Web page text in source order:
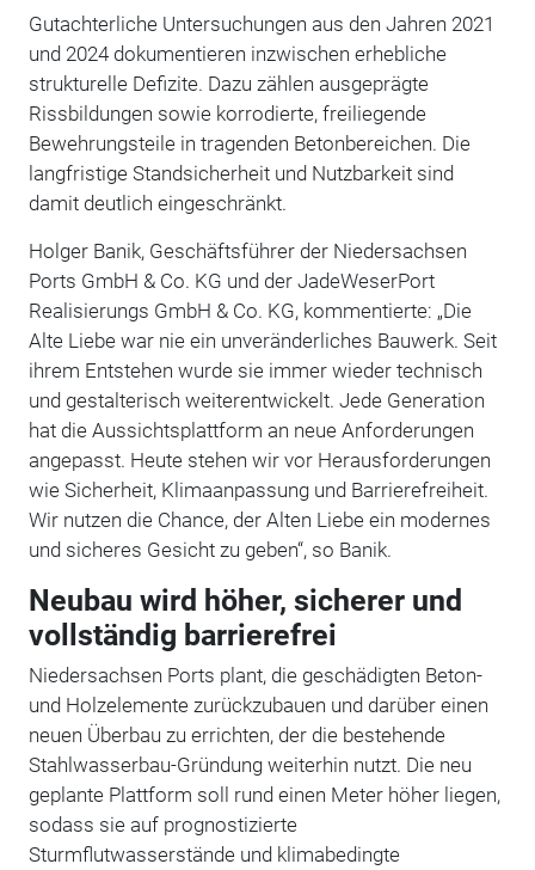
Gutachterliche Untersuchungen aus den Jahren 2021
und 2024 dokumentieren inzwischen erhebliche
strukturelle Defizite. Dazu zählen ausgeprägte
Rissbildungen sowie korrodierte, freiliegende
Bewehrungsteile in tragenden Betonbereichen. Die
langfristige Standsicherheit und Nutzbarkeit sind
damit deutlich eingeschränkt.
Holger Banik, Geschäftsführer der Niedersachsen
Ports GmbH & Co. KG und der JadeWeserPort
Realisierungs GmbH & Co. KG, kommentierte: „Die
Alte Liebe war nie ein unveränderliches Bauwerk. Seit
ihrem Entstehen wurde sie immer wieder technisch
und gestalterisch weiterentwickelt. Jede Generation
hat die Aussichtsplattform an neue Anforderungen
angepasst. Heute stehen wir vor Herausforderungen
wie Sicherheit, Klimaanpassung und Barrierefreiheit.
Wir nutzen die Chance, der Alten Liebe ein modernes
und sicheres Gesicht zu geben“, so Banik.
Neubau wird höher, sicherer und
vollständig barrierefrei
Niedersachsen Ports plant, die geschädigten Beton-
und Holzelemente zurückzubauen und darüber einen
neuen Überbau zu errichten, der die bestehende
Stahlwasserbau-Gründung weiterhin nutzt. Die neu
geplante Plattform soll rund einen Meter höher liegen,
sodass sie auf prognostizierte
Sturmflutwasserstände und klimabedingte